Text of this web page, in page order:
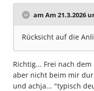
am Am 21.3.2026
Rücksicht auf die
Richtig... Frei nach
aber nicht beim mir
und achja... "typisch